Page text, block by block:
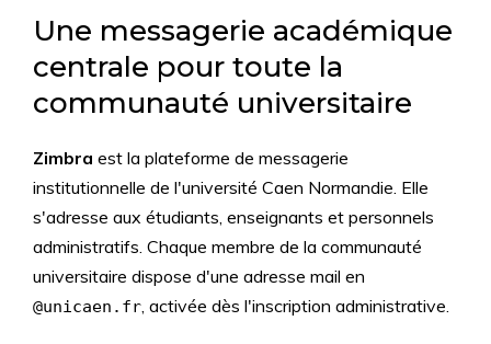
Une messagerie académique
centrale pour toute la
communauté universitaire
Zimbra est la plateforme de messagerie
institutionnelle de l'université Caen Normandie. Elle
s'adresse aux étudiants, enseignants et personnels
administratifs. Chaque membre de la communauté
universitaire dispose d'une adresse mail en
@unicaen.fr, activée dès l'inscription administrative.